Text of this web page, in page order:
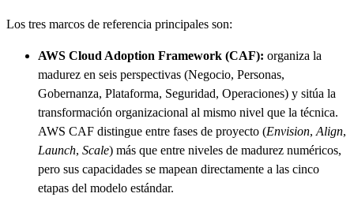
Los tres marcos de referencia principales son:
AWS Cloud Adoption Framework (CAF): organiza la
madurez en seis perspectivas (Negocio, Personas,
Gobernanza, Plataforma, Seguridad, Operaciones) y sitúa la
transformación organizacional al mismo nivel que la técnica.
AWS CAF distingue entre fases de proyecto (Envision, Align,
Launch, Scale) más que entre niveles de madurez numéricos,
pero sus capacidades se mapean directamente a las cinco
etapas del modelo estándar.